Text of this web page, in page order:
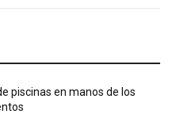
piscinas en manos de los